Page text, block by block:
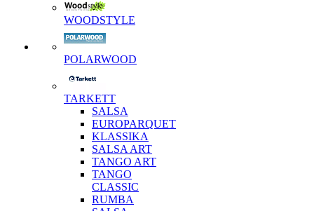
WOODSTYLE
POLARWOOD
TARKETT
SALSA
EUROPARQUET
KLASSIKA
SALSA ART
TANGO ART
TANGO
CLASSIC
RUMBA